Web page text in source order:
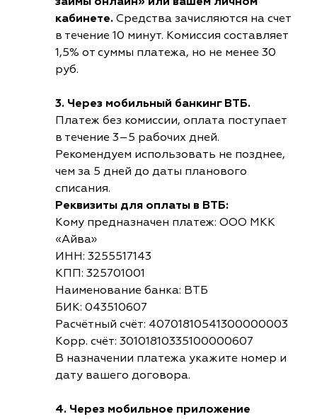
кабинете. Средства зачисляются на счет
в течение 10 минут. Комиссия составляет
1,5% от суммы платежа, но не менее 30
руб.
3. Через мобильный банкинг ВТБ.
Платеж без комиссии, оплата поступает
в течение 3–5 рабочих дней.
Рекомендуем использовать не позднее,
чем за 5 дней до даты планового
списания.
Реквизиты для оплаты в ВТБ:
Кому предназначен платеж: ООО МКК
«Айва»
ИНН: 3255517143
КПП: 325701001
Наименование банка: ВТБ
БИК: 043510607
Расчётный счёт: 40701810541300000003
Корр. счёт: 30101810335100000607
В назначении платежа укажите номер и
дату вашего договора.
4. Через мобильное приложение